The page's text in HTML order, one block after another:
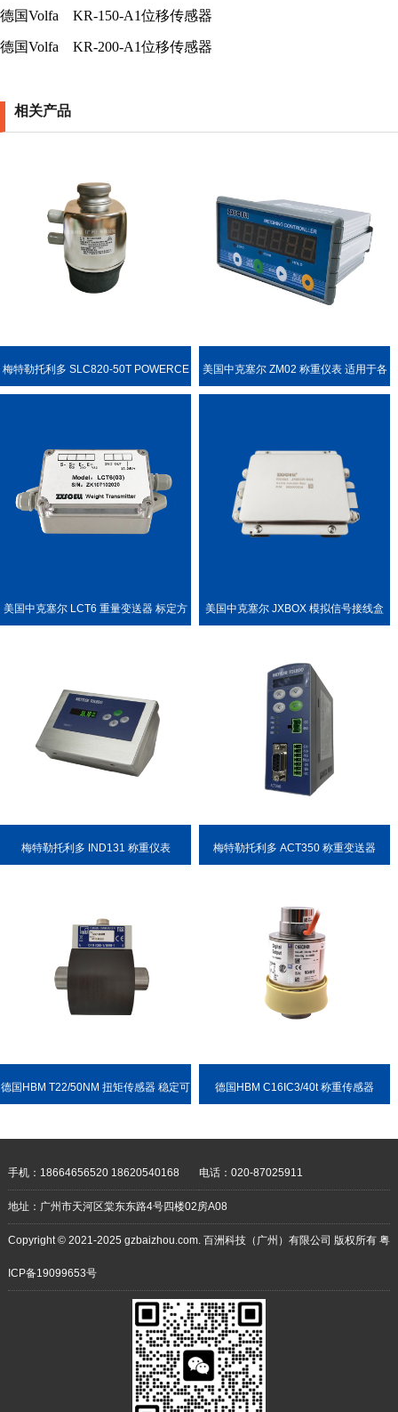
德国Volfa KR-150-A1位移传感器
德国Volfa KR-200-A1位移传感器
相关产品
梅特勒托利多 SLC820-50T POWERCE 美国中克塞尔 ZM02 称重仪表 适用于各
美国中克塞尔 LCT6 重量变送器 标定方 美国中克塞尔 JXBOX 模拟信号接线盒
梅特勒托利多 IND131 称重仪表 梅特勒托利多 ACT350 称重变送器
德国HBM T22/50NM 扭矩传感器 稳定可 德国HBM C16IC3/40t 称重传感器
手机：18664656520 18620540168 电话：020-87025911
地址：广州市天河区棠东东路4号四楼02房A08
Copyright © 2021-2025 gzbaizhou.com. 百洲科技（广州）有限公司 版权所有 粤
ICP备19099653号